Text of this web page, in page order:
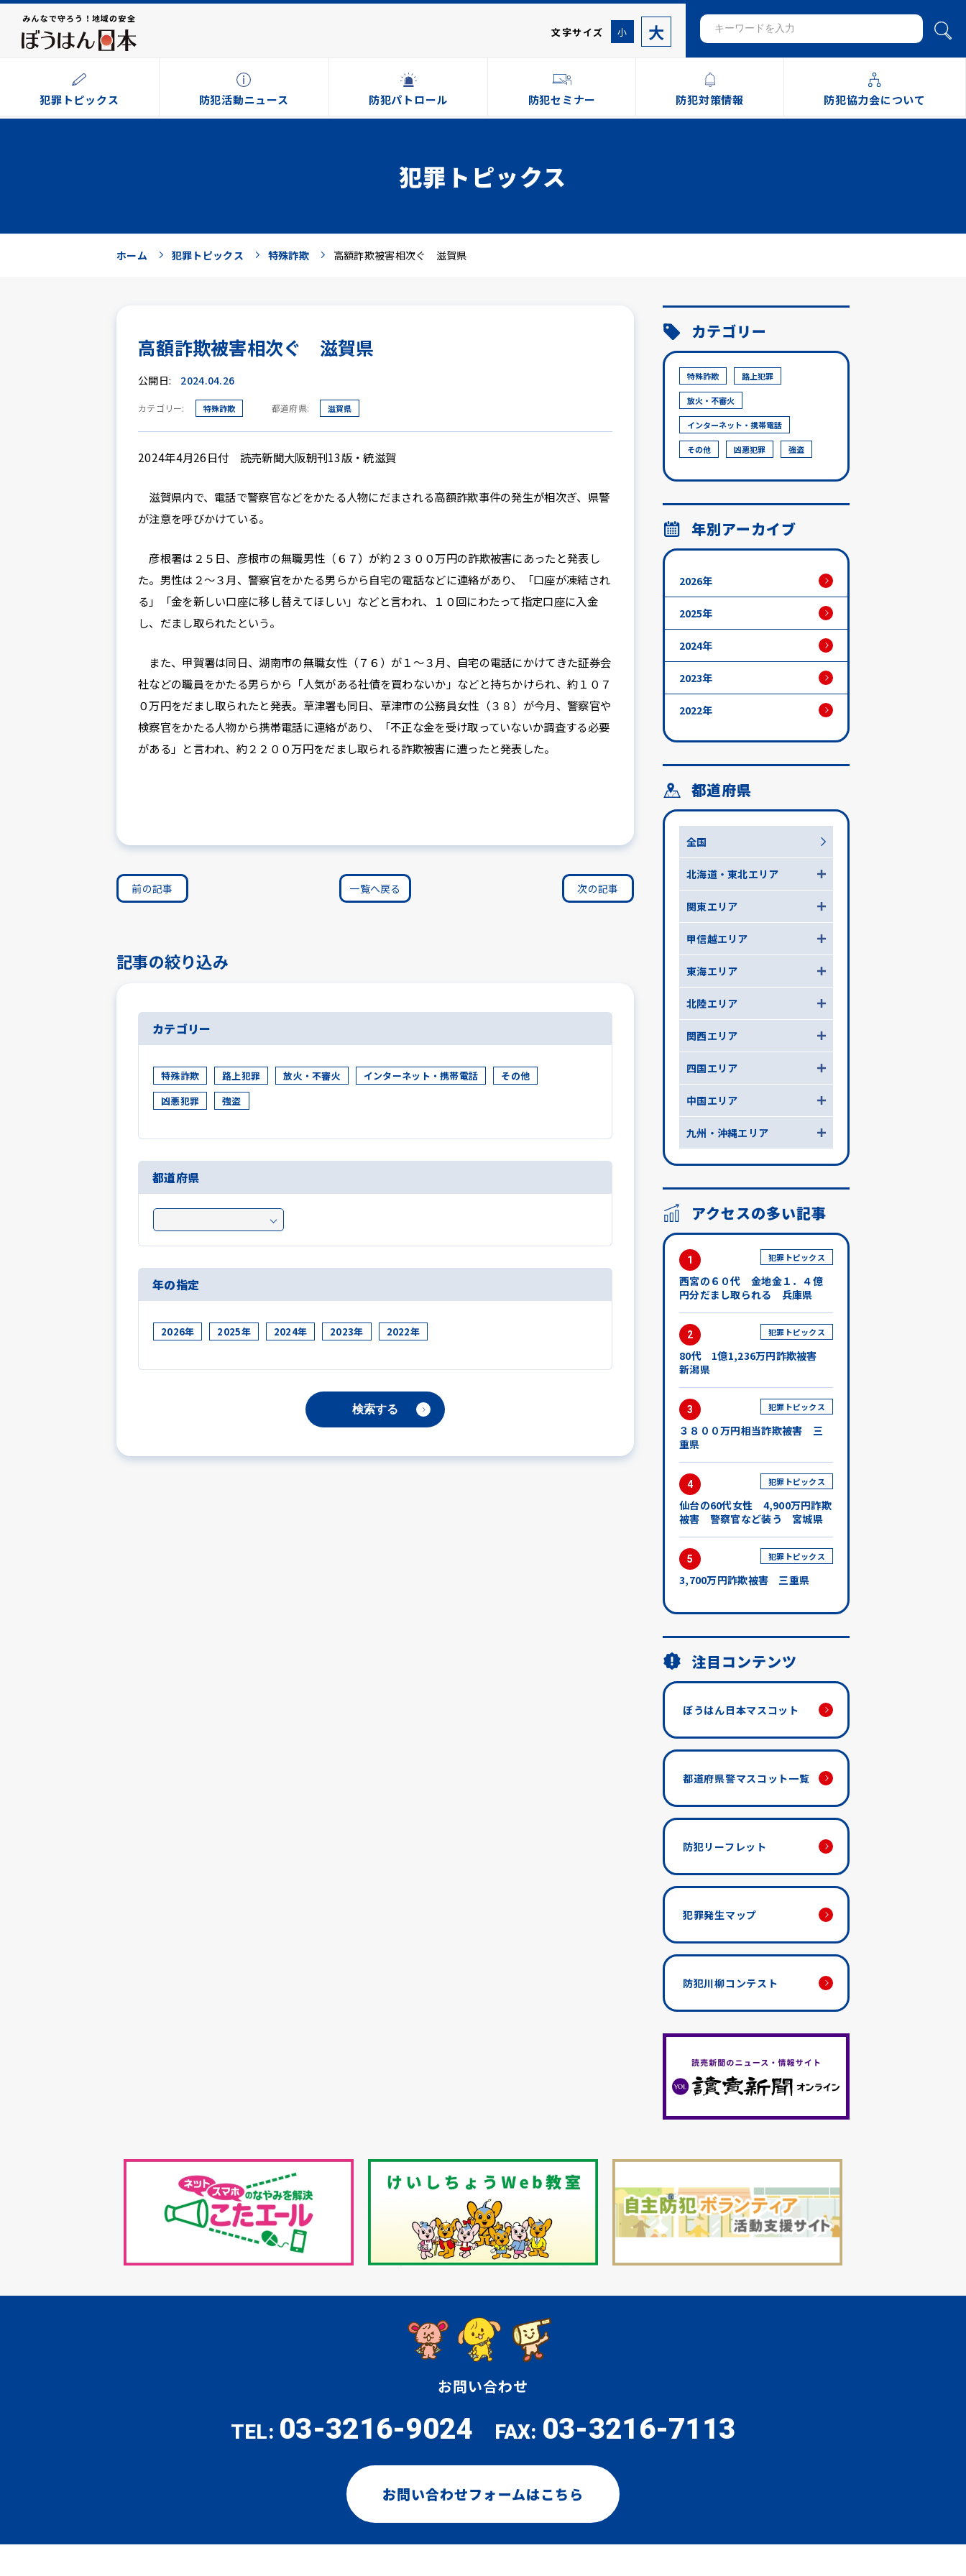
みんなで守ろう！地域の安全
文字サイズ 小 大
犯罪トピックス 防犯活動ニュース 防犯パトロール 防犯セミナー 防犯対策情報 防犯協力会について
犯罪トピックス
ホーム 犯罪トピックス 特殊詐欺 高額詐欺被害相次ぐ 滋賀県
高額詐欺被害相次ぐ 滋賀県
公開日: 2024.04.26
カテゴリー: 特殊詐欺 都道府県: 滋賀県
2024年4月26日付 読売新聞大阪朝刊13版・統滋賀
滋賀県内で、電話で警察官などをかたる人物にだまされる高額詐欺事件の発生が相次ぎ、県警
が注意を呼びかけている。
彦根署は２５日、彦根市の無職男性（６７）が約２３００万円の詐欺被害にあったと発表し
た。男性は２～３月、警察官をかたる男らから自宅の電話などに連絡があり、「口座が凍結され
る」「金を新しい口座に移し替えてほしい」などと言われ、１０回にわたって指定口座に入金
し、だまし取られたという。
また、甲賀署は同日、湖南市の無職女性（７６）が１～３月、自宅の電話にかけてきた証券会
社などの職員をかたる男らから「人気がある社債を買わないか」などと持ちかけられ、約１０７
０万円をだまし取られたと発表。草津署も同日、草津市の公務員女性（３８）が今月、警察官や
検察官をかたる人物から携帯電話に連絡があり、「不正な金を受け取っていないか調査する必要
がある」と言われ、約２２００万円をだまし取られる詐欺被害に遭ったと発表した。
前の記事 一覧へ戻る 次の記事
記事の絞り込み
カテゴリー
特殊詐欺 路上犯罪 放火・不審火 インターネット・携帯電話
その他
凶悪犯罪
強盗
都道府県
年の指定
2026年 2025年 2024年 2023年 2022年
カテゴリー
特殊詐欺 路上犯罪
放火・不審火
インターネット・携帯電話
その他 凶悪犯罪 強盗
年別アーカイブ
2026年
2025年
2024年
2023年
2022年
都道府県
全国
北海道・東北エリア
関東エリア
甲信越エリア
東海エリア
北陸エリア
関西エリア
四国エリア
中国エリア
九州・沖縄エリア
アクセスの多い記事
1 犯罪トピックス
西宮の６０代 金地金１．４億
円分だまし取られる 兵庫県
2 犯罪トピックス
80代 1億1,236万円詐欺被害
新潟県
3 犯罪トピックス
３８００万円相当詐欺被害 三
重県
4 犯罪トピックス
仙台の60代女性 4,900万円詐欺
被害 警察官など装う 宮城県
5 犯罪トピックス
3,700万円詐欺被害 三重県
注目コンテンツ
ぼうはん日本マスコット
都道府県警マスコット一覧
防犯リーフレット
犯罪発生マップ
防犯川柳コンテスト
お問い合わせ
TEL: 03-3216-9024 FAX: 03-3216-7113
お問い合わせフォームはこちら